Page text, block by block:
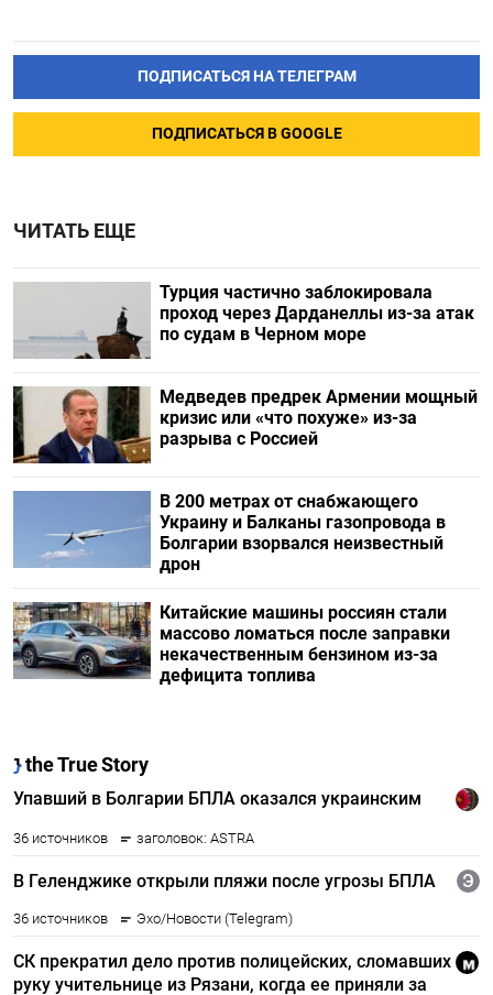
ПОДПИСАТЬСЯ НА ТЕЛЕГРАМ
ПОДПИСАТЬСЯ В GOOGLE
ЧИТАТЬ ЕЩЕ
Турция частично заблокировала
проход через Дарданеллы из-за атак
по судам в Черном море
Медведев предрек Армении мощный
кризис или «что похуже» из-за
разрыва с Россией
В 200 метрах от снабжающего
Украину и Балканы газопровода в
Болгарии взорвался неизвестный
дрон
Китайские машины россиян стали
массово ломаться после заправки
некачественным бензином из-за
дефицита топлива